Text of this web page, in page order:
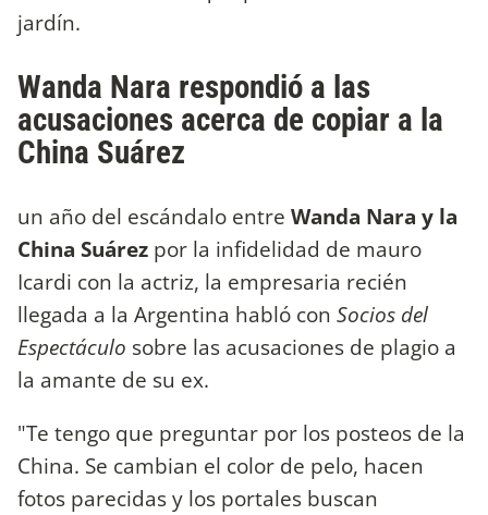
jardín.
Wanda Nara respondió a las
acusaciones acerca de copiar a la
China Suárez
un año del escándalo entre Wanda Nara y la
China Suárez por la infidelidad de mauro
Icardi con la actriz, la empresaria recién
llegada a la Argentina habló con Socios del
Espectáculo sobre las acusaciones de plagio a
la amante de su ex.
"Te tengo que preguntar por los posteos de la
China. Se cambian el color de pelo, hacen
fotos parecidas y los portales buscan